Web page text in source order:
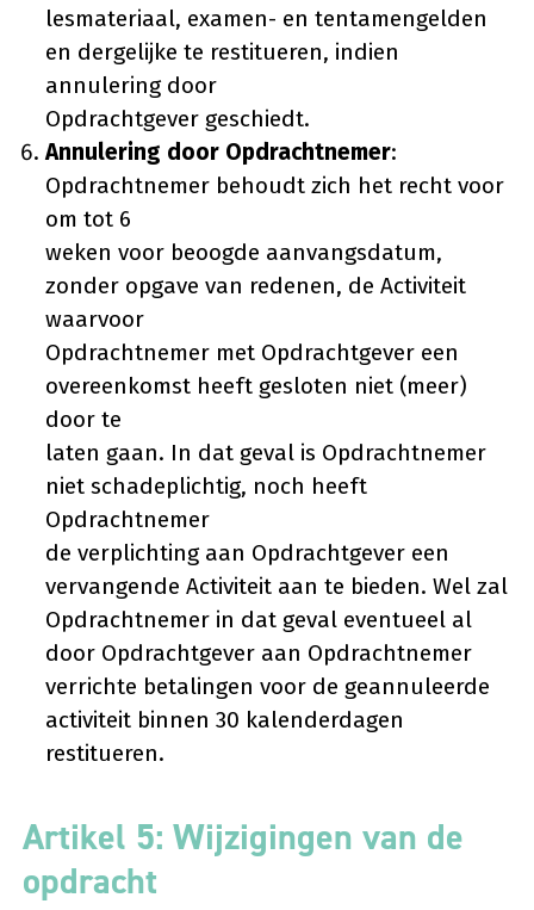
lesmateriaal, examen- en tentamengelden
en dergelijke te restitueren, indien
annulering door
Opdrachtgever geschiedt.
Annulering door Opdrachtnemer:
Opdrachtnemer behoudt zich het recht voor
om tot 6
weken voor beoogde aanvangsdatum,
zonder opgave van redenen, de Activiteit
waarvoor
Opdrachtnemer met Opdrachtgever een
overeenkomst heeft gesloten niet (meer)
door te
laten gaan. In dat geval is Opdrachtnemer
niet schadeplichtig, noch heeft
Opdrachtnemer
de verplichting aan Opdrachtgever een
vervangende Activiteit aan te bieden. Wel zal
Opdrachtnemer in dat geval eventueel al
door Opdrachtgever aan Opdrachtnemer
verrichte betalingen voor de geannuleerde
activiteit binnen 30 kalenderdagen
restitueren.
Artikel 5: Wijzigingen van de
opdracht